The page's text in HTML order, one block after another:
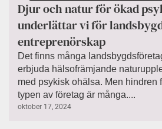
Djur och natur för ökad
underlättar vi för
entreprenörskap
Det finns många
erbjuda hälsofrämjande
med psykisk ohälsa. Men hindren
typen av företag är många....
oktober 17, 2024